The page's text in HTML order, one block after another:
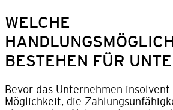
WELCHE
BESTEHEN FÜR
Bevor das Unternehmen
Möglichkeit, die